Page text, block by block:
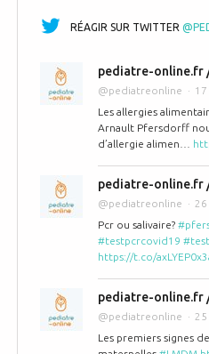
RÉAGIR SUR TWITTER
pediatre-online.fr
@pediatreonline
17
Les allergies
Arnault Pfersdorff
d’allergie alimen…
pediatre-online.fr
@pediatreonline
26
Pcr ou salivaire?
#testpcrcovid19
https://t.co/
pediatre-online.fr
@pediatreonline
25
Les premiers signes